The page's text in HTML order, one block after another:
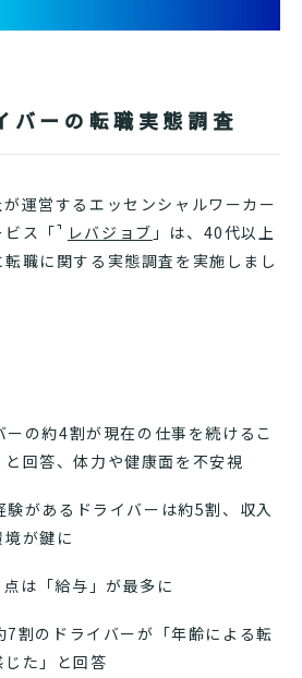
バーの転職実態調査
運営するエッセンシャルワーカー
ス「
レバジョブ 」 は、40代以上
職に関する実態調査を実施しまし
の約4割が現在の仕事を続けるこ
回答、体力や健康面を不安視
があるドライバーは約5割、収入
が鍵に
は「給与」が最多に
割のドライバーが「年齢による転
た」と回答